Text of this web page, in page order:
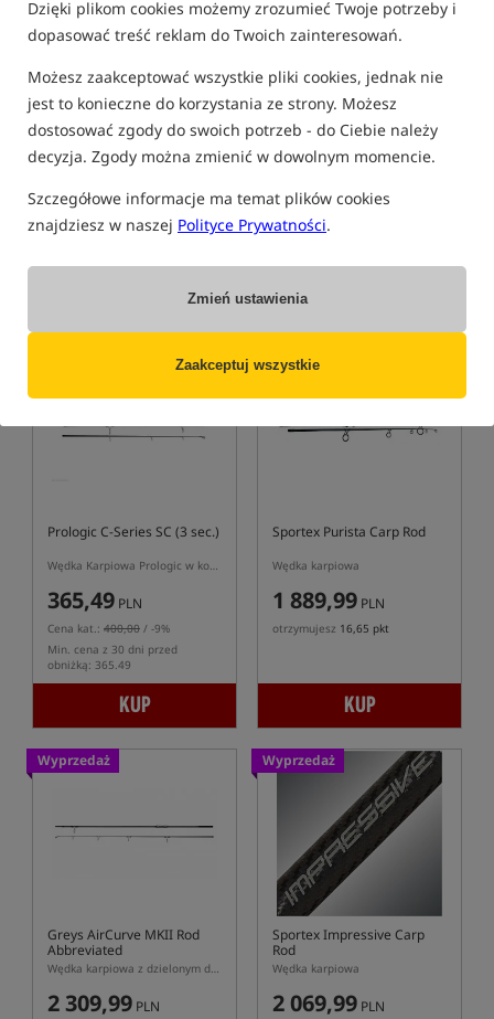
Dzięki plikom cookies możemy zrozumieć Twoje potrzeby i
dopasować treść reklam do Twoich zainteresowań.
Możesz zaakceptować wszystkie pliki cookies, jednak nie
jest to konieczne do korzystania ze strony. Możesz
dostosować zgody do swoich potrzeb - do Ciebie należy
decyzja. Zgody można zmienić w dowolnym momencie.
Szczegółowe informacje ma temat plików cookies
znajdziesz w naszej Polityce Prywatności.
Zmień ustawienia
Zaakceptuj wszystkie
Prologic C-Series SC (3 sec.)
Wędka Karpiowa Prologic w korkową rękojeścią w wersji trzyskładowej
365,49 PLN
Cena kat.: 400,00 / -9%
Min. cena z 30 dni przed
obniżką: 365.49
KUP
Wyprzedaż
Sportex Purista Carp Rod
Wędka karpiowa
1 889,99 PLN
otrzymujesz 16,65 pkt
KUP
Wyprzedaż
Greys AirCurve MKII Rod
Abbreviated
Wędka karpiowa z dzielonym dolnikiem
2 309,99 PLN
Wyprzedaż
Sportex Impressive Carp
Rod
Wędka karpiowa
2 069,99 PLN